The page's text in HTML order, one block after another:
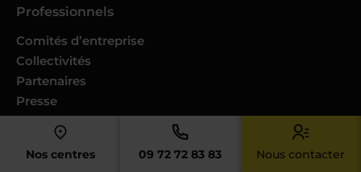
Nos centres 09 72 72 83 83 Nous contacter
Professionnels
Comités d’entreprise
Collectivités
Partenaires
Presse